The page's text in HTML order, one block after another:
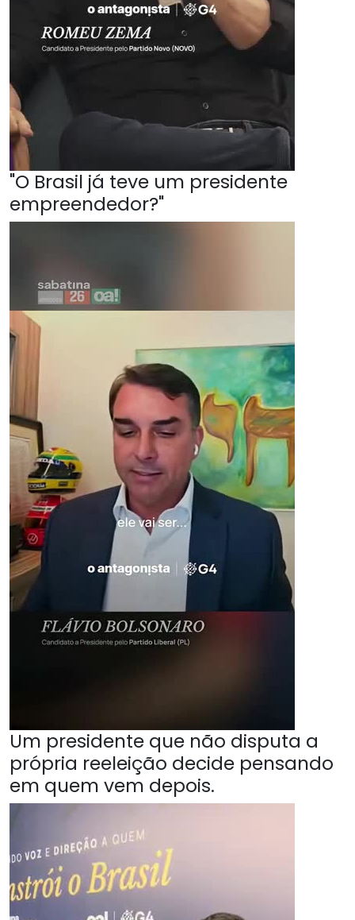
"O Brasil já teve um presidente
empreendedor?"
Um presidente que não disputa a
própria reeleição decide pensando
em quem vem depois.